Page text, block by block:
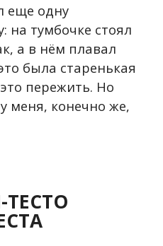
еще одну
на тумбочке стоял
а в нём плавал
была старенькая
пережить. Но
меня, конечно же,